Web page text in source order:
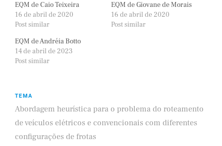
EQM de Caio Teixeira
16 de abril de 2020
Post similar
EQM de Giovane de Morais
16 de abril de 2020
Post similar
EQM de Andréia Botto
14 de abril de 2023
Post similar
TEMA
Abordagem heurística para o problema do roteamento
de veículos elétricos e convencionais com diferentes
configurações de frotas